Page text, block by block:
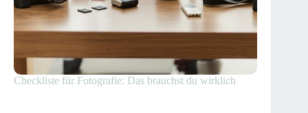
Checkliste für Fotografie: Das brauchst du wirklich